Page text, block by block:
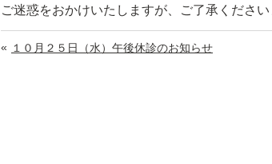
ご迷惑をおかけいたしますが、ご了承ください
« １０月２５日（水）午後休診のお知らせ